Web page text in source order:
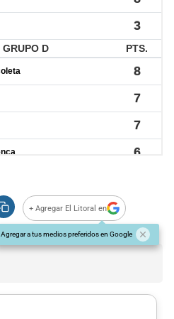
+ Agregar El Litoral en
Agregar a tus medios preferidos en Google